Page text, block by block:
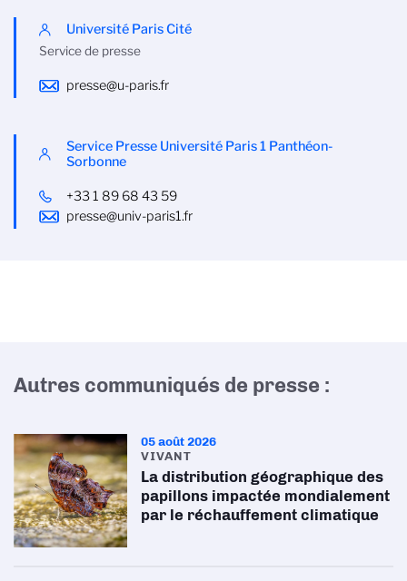
Université Paris Cité
Service de presse
presse@u-paris.fr
Service Presse Université Paris 1 Panthéon-
Sorbonne
+33 1 89 68 43 59
presse@univ-paris1.fr
Autres communiqués de presse :
05 août 2026
VIVANT
La distribution géographique des
papillons impactée mondialement
par le réchauffement climatique